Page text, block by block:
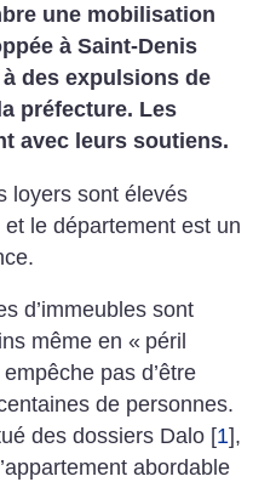
une mobilisation
à Saint-Denis
des expulsions de
préfecture. Les
avec leurs soutiens.
loyers sont élevés
et le département est un
d’immeubles sont
même en « péril
pas d’être
de personnes.
des dossiers Dalo [1],
abordable